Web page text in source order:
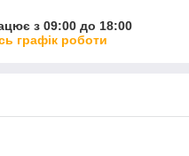
з 09:00 до 18:00
графік роботи